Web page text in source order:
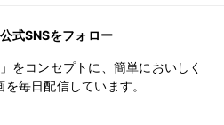
式SNSをフォロー
をコンセプトに、簡単においしく
毎日配信しています。